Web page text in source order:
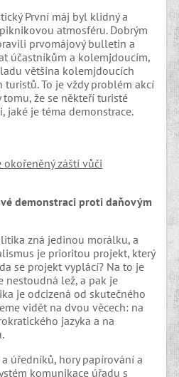
První máj byl klidný a
atmosféru. Dobrým
prvomájový bulletin a
účastníkům a kolemjdoucím,
většina kolemjdoucích
turistů. To je vždy problém akcí
že se někteří turisté
jaké je téma demonstrace.
okořeněný záští vůči
demonstraci proti daňovým
zná jedinou morálku, a
je prioritou projekt, který
se projekt vyplácí? Na to je
nestoudná lež, a pak je
je odcizená od skutečného
vidět na dvou věcech: na
jazyka a na
úředníků, hory papírování a
komunikace úřadu s